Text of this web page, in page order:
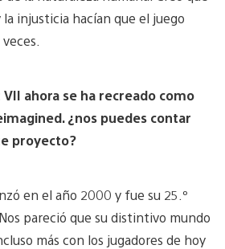
injusticia hacían que el juego
ahora se ha recreado como
¿nos puedes contar
proyecto?
en el año 2000 y fue su 25.º
pareció que su distintivo mundo
más con los jugadores de hoy